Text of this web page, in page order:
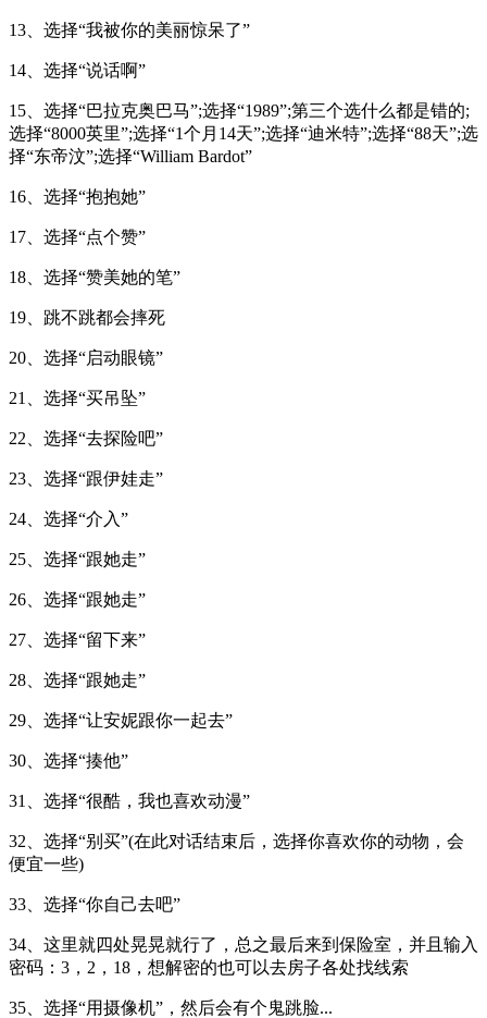
13、选择“我被你的美丽惊呆了”
14、选择“说话啊”
15、选择“巴拉克奥巴马”;选择“1989”;第三个选什么都是错的;
选择“8000英里”;选择“1个月14天”;选择“迪米特”;选择“88天”;选
择“东帝汶”;选择“William Bardot”
16、选择“抱抱她”
17、选择“点个赞”
18、选择“赞美她的笔”
19、跳不跳都会摔死
20、选择“启动眼镜”
21、选择“买吊坠”
22、选择“去探险吧”
23、选择“跟伊娃走”
24、选择“介入”
25、选择“跟她走”
26、选择“跟她走”
27、选择“留下来”
28、选择“跟她走”
29、选择“让安妮跟你一起去”
30、选择“揍他”
31、选择“很酷，我也喜欢动漫”
32、选择“别买”(在此对话结束后，选择你喜欢你的动物，会
便宜一些)
33、选择“你自己去吧”
34、这里就四处晃晃就行了，总之最后来到保险室，并且输入
密码：3，2，18，想解密的也可以去房子各处找线索
35、选择“用摄像机”，然后会有个鬼跳脸...